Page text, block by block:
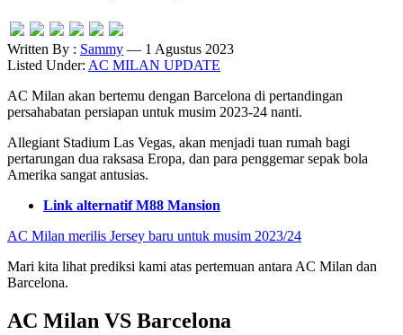
Written By : Sammy — 1 Agustus 2023
Listed Under: AC MILAN UPDATE
AC Milan akan bertemu dengan Barcelona di pertandingan
persahabatan persiapan untuk musim 2023-24 nanti.
Allegiant Stadium Las Vegas, akan menjadi tuan rumah bagi
pertarungan dua raksasa Eropa, dan para penggemar sepak bola
Amerika sangat antusias.
Link alternatif M88 Mansion
AC Milan merilis Jersey baru untuk musim 2023/24
Mari kita lihat prediksi kami atas pertemuan antara AC Milan dan
Barcelona.
AC Milan VS Barcelona